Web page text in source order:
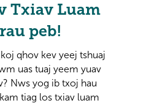
Txiav Luam
peb!
qhov kev yeej tshuaj
uas tuaj yeem yuav
Nws yog ib txoj hau
tiag los txiav luam